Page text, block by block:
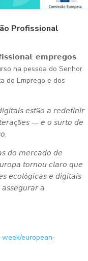
Profissional
𝗲𝗺𝗽𝗿𝗲𝗴𝗼𝘀
na pessoa do Senhor
do Emprego e dos
𝘦𝘴𝘵ã𝘰 𝘢 𝘳𝘦𝘥𝘦𝘧𝘪𝘯𝘪𝘳
— 𝘦 𝘰 𝘴𝘶𝘳𝘵𝘰 𝘥𝘦
𝘥𝘰 𝘮𝘦𝘳𝘤𝘢𝘥𝘰 𝘥𝘦
𝘵𝘰𝘳𝘯𝘰𝘶 𝘤𝘭𝘢𝘳𝘰 𝘲𝘶𝘦
𝘦𝘤𝘰𝘭ó𝘨𝘪𝘤𝘢𝘴 𝘦 𝘥𝘪𝘨𝘪𝘵𝘢𝘪𝘴
𝘢
european-